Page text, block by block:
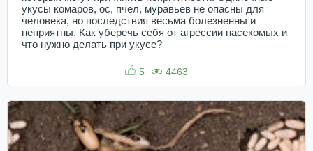
укусы комаров, ос, пчел, муравьев не опасны для
человека, но последствия весьма болезненны и
неприятны. Как уберечь себя от агрессии насекомых и
что нужно делать при укусе?
5 4463